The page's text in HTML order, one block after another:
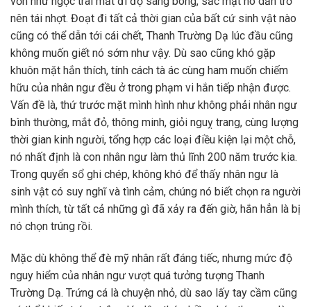
nên tái nhợt. Đoạt đi tất cả thời gian của bất cứ sinh vật nào
cũng có thể dẫn tới cái chết, Thanh Trường Dạ lúc đầu cũng
không muốn giết nó sớm như vậy. Dù sao cũng khó gặp
khuôn mặt hắn thích, tính cách tà ác cùng ham muốn chiếm
hữu của nhân ngư đều ở trong phạm vi hắn tiếp nhận được.
Vấn đề là, thứ trước mặt mình hình như không phải nhân ngư
bình thường, mắt đỏ, thông minh, giỏi nguỵ trang, cùng lượng
thời gian kinh người, tổng hợp các loại điều kiện lại một chỗ,
nó nhất định là con nhân ngư làm thủ lĩnh 200 năm trước kia.
Trong quyển sổ ghi chép, không khó để thấy nhân ngư là
sinh vật có suy nghĩ và tình cảm, chúng nó biết chọn ra người
mình thích, từ tất cả những gì đã xảy ra đến giờ, hắn hẳn là bị
nó chọn trúng rồi.
Mặc dù không thể đè mỹ nhân rất đáng tiếc, nhưng mức độ
nguy hiểm của nhân ngư vượt quá tưởng tượng Thanh
Trường Dạ. Trứng cá là chuyện nhỏ, dù sao lấy tay cầm cũng